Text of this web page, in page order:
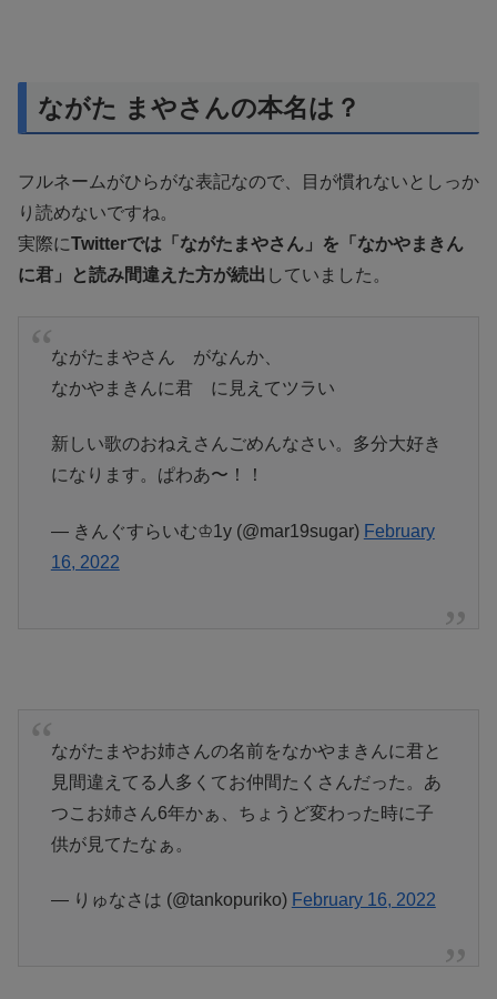
ながた まやさんの本名は？
フルネームがひらがな表記なので、目が慣れないとしっか
り読めないですね。
実際にTwitterでは「ながたまやさん」を「なかやまきん
に君」と読み間違えた方が続出 していました。
ながたまやさん がなんか、
なかやまきんに君 に見えてツラい
新しい歌のおねえさんごめんなさい。多分大好き
になります。ぱわあ〜！！
— きんぐすらいむ♔1y (@mar19sugar) February
16, 2022
ながたまやお姉さんの名前をなかやまきんに君と
見間違えてる人多くてお仲間たくさんだった。あ
つこお姉さん6年かぁ、ちょうど変わった時に子
供が見てたなぁ。
— りゅなさは (@tankopuriko) February 16, 2022